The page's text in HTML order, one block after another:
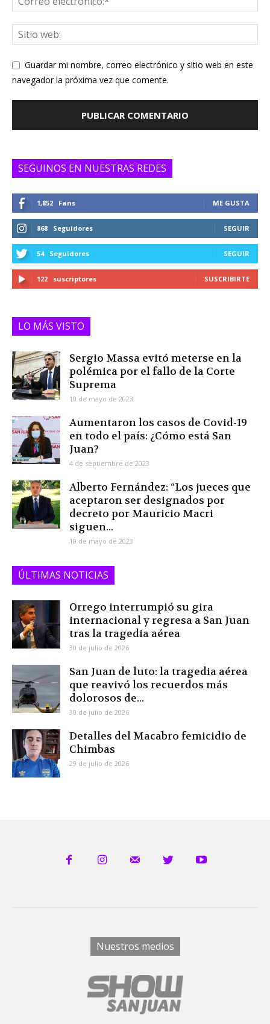
Guardar mi nombre, correo electrónico y sitio web en este
navegador la próxima vez que comente.
SEGUINOS EN NUESTRAS REDES
1,852 Fans ME GUSTA
868 Seguidores SEGUIR
54 Seguidores SEGUIR
122 suscriptores SUSCRIBIRTE
LO MÁS VISTO
Sergio Massa evitó meterse en la
polémica por el fallo de la Corte
Suprema
10 de mayo de 2023
Aumentaron los casos de Covid-19
en todo el país: ¿Cómo está San
Juan?
4 de septiembre de 2023
Alberto Fernández: “Los jueces que
aceptaron ser designados por
decreto por Mauricio Macri
siguen...
10 de mayo de 2023
ÚLTIMAS NOTICIAS
Orrego interrumpió su gira
internacional y regresa a San Juan
tras la tragedia aérea
30 de julio de 2026
San Juan de luto: la tragedia aérea
que reavivó los recuerdos más
dolorosos de...
30 de julio de 2026
Detalles del Macabro femicidio de
Chimbas
29 de julio de 2026
Nuestros medios